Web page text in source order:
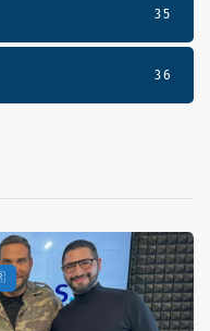
35
36